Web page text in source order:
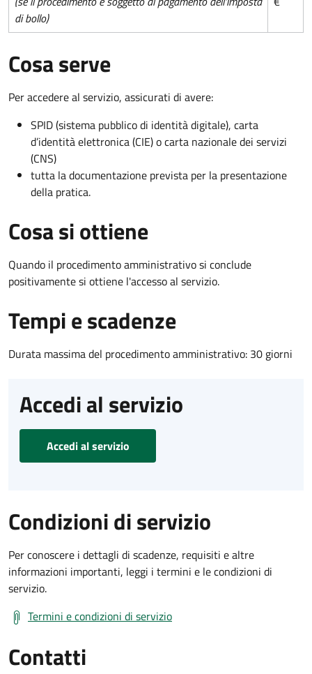
di bollo)
Cosa serve
Per accedere al servizio, assicurati di avere:
SPID (sistema pubblico di identità digitale), carta
d’identità elettronica (CIE) o carta nazionale dei servizi
(CNS)
tutta la documentazione prevista per la presentazione
della pratica.
Cosa si ottiene
Quando il procedimento amministrativo si conclude
positivamente si ottiene l'accesso al servizio.
Tempi e scadenze
Durata massima del procedimento amministrativo: 30 giorni
Accedi al servizio
Accedi al servizio
Condizioni di servizio
Per conoscere i dettagli di scadenze, requisiti e altre
informazioni importanti, leggi i termini e le condizioni di
servizio.
Termini e condizioni di servizio
Contatti